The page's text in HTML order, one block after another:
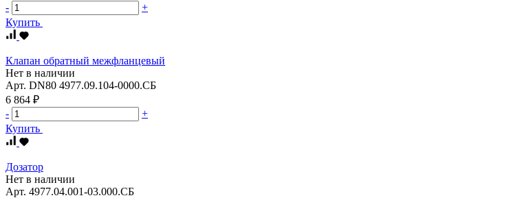
-
+
Купить
Клапан обратный межфланцевый
Нет в наличии
Арт. DN80 4977.09.104-0000.СБ
6 864 ₽
-
+
Купить
Дозатор
Нет в наличии
Арт. 4977.04.001-03.000.СБ